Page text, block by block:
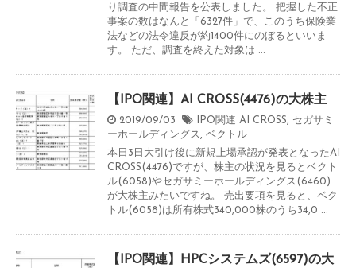
り調査の中間報告を公表しました。 把握した不正
事案の数はなんと「6327件」で、このうち保険業
法などの法令違反が約1400件にのぼるといいま
す。 ただ、調査を終えた対象は ...
【IPO関連】AI CROSS(4476)の大株主
2019/09/03 IPO関連 AI CROSS, セガサミ
ーホールディングス , ベクトル
本日3日大引け後に新規上場承認が発表となったAI
CROSS(4476)ですが、株主の状況を見るとベクト
ル(6058)やセガサミーホールディングス(6460)
が大株主みたいですね。 売出要項を見ると、ベク
トル(6058)は所有株式340,000株のうち34,0 ...
【IPO関連】HPCシステムズ(6597)の大